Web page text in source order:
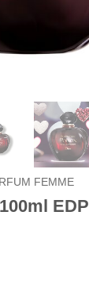
FEMME
EDP